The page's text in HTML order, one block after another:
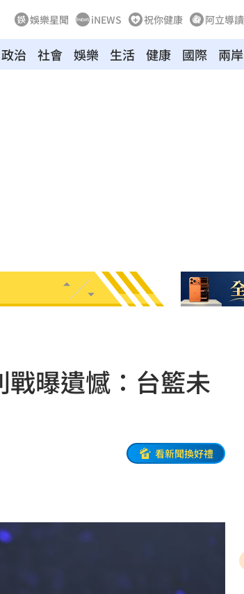
娛樂星聞 iNEWS 祝你健康 阿立導讀
政治 社會 娛樂 生活 健康 國際 兩岸
曝遺憾：台籃未
看新聞換好禮